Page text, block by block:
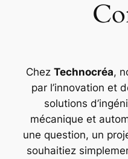
Chez Technocréa,
par l’innovation et
solutions
mécanique et
une question, un
souhaitiez